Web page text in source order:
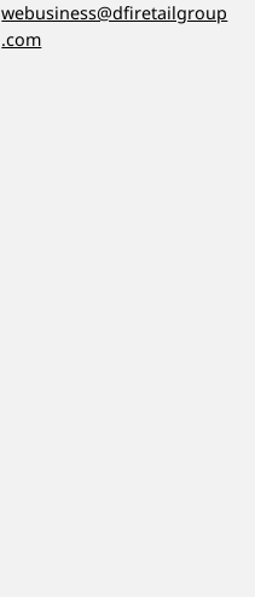
webusiness@dfiretailgroup
.com